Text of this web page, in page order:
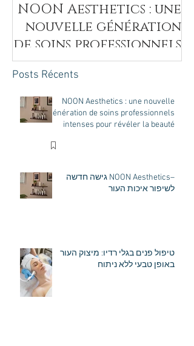
NOON Aesthetics : une
nouvelle génération
de soins professionnels
intenses pour révéler
la beauté naturelle de
votre peau
Posts Récents
NOON Aesthetics : une nouvelle
génération de soins professionnels
intenses pour révéler la beauté
–NOON Aesthetics גישה חדשה
לשיפור איכות העור
טיפול פנים בגלי רדיו: מיצוק העור
באופן טבעי ללא ניתוח